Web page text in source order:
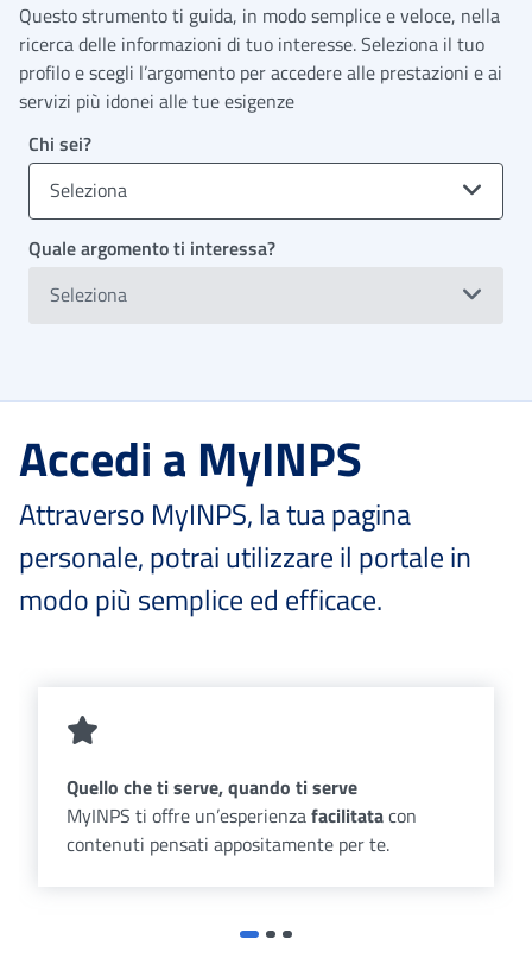
Questo strumento ti guida, in modo semplice e veloce, nella
ricerca delle informazioni di tuo interesse. Seleziona il tuo
profilo e scegli l’argomento per accedere alle prestazioni e ai
servizi più idonei alle tue esigenze
Chi sei?
Seleziona
Quale argomento ti interessa?
Seleziona
Accedi a MyINPS
Attraverso MyINPS, la tua pagina
personale, potrai utilizzare il portale in
modo più semplice ed efficace.
Quello che ti serve, quando ti serve
MyINPS ti offre un’esperienzafacilitatacon
contenuti pensati appositamente per te.